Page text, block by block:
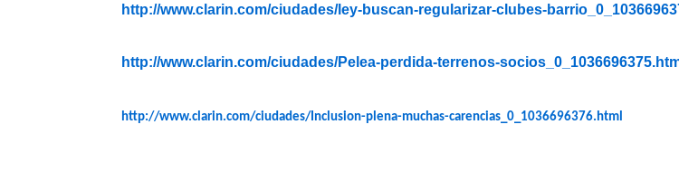
http://www.clarin.com/ciudades/ley-buscan-regularizar-clubes-
http://www.clarin.com/ciudades/Pelea-perdida-terrenos-
http://www.clarin.com/ciudades/Inclusion-plena-muchas-carencias_0_1036696376.html